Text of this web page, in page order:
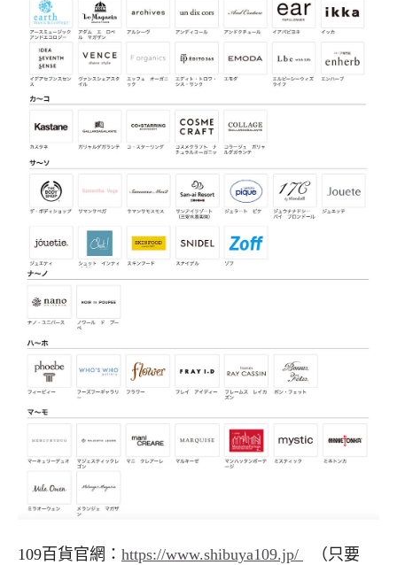
109百貨官網： https://www.shibuya109.jp/
（只要